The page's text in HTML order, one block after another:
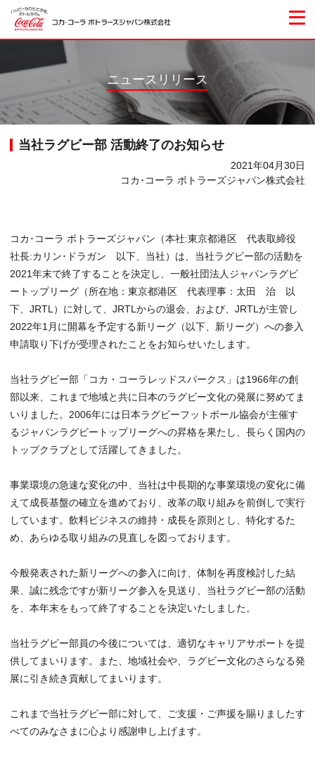
ニュースリリース
当社ラグビー部 活動終了のお知らせ
2021年04月30日
コカ･コーラ ボトラーズジャパン株式会社
コカ･コーラ ボトラーズジャパン（本社:東京都港区 代表取締役
社長:カリン･ドラガン 以下、当社）は、当社ラグビー部の活動を
2021年末で終了することを決定し、一般社団法人ジャパンラグビ
ートップリーグ（所在地：東京都港区 代表理事：太田 治 以
下、JRTL）に対して、JRTLからの退会、および、JRTLが主管し
2022年1月に開幕を予定する新リーグ（以下、新リーグ）への参入
申請取り下げが受理されたことをお知らせいたします。
当社ラグビー部「コカ・コーラレッドスパークス」は1966年の創
部以来、これまで地域と共に日本のラグビー文化の発展に努めてま
いりました。2006年には日本ラグビーフットボール協会が主催す
るジャパンラグビートップリーグへの昇格を果たし、長らく国内の
トップクラブとして活躍してきました。
事業環境の急速な変化の中、当社は中長期的な事業環境の変化に備
えて成長基盤の確立を進めており、改革の取り組みを前倒しで実行
しています。飲料ビジネスの維持・成長を原則とし、特化するた
め、あらゆる取り組みの見直しを図っております。
今般発表された新リーグへの参入に向け、体制を再度検討した結
果、誠に残念ですが新リーグ参入を見送り、当社ラグビー部の活動
を、本年末をもって終了することを決定いたしました。
当社ラグビー部員の今後については、適切なキャリアサポートを提
供してまいります。また、地域社会や、ラグビー文化のさらなる発
展に引き続き貢献してまいります。
これまで当社ラグビー部に対して、ご支援・ご声援を賜りましたす
べてのみなさまに心より感謝申し上げます。